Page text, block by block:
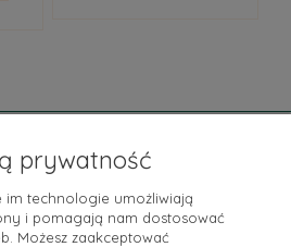
konto
i dostawa
prywatność
im technologie umożliwiają
i pomagają nam dostosować
Możesz zaakceptować